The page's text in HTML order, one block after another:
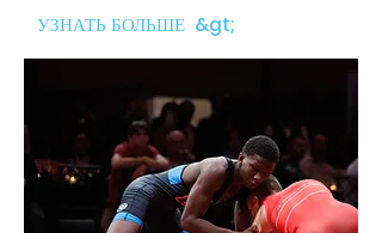
УЗНАТЬ БОЛЬШЕ &gt;